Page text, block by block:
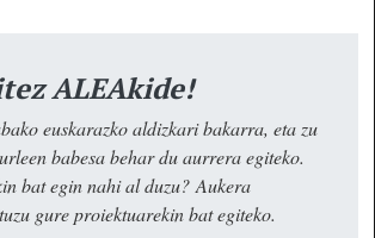
ALEAkide!
euskarazko aldizkari bakarra, eta zu
babesa behar du aurrera egiteko.
bat egin nahi al duzu? Aukera
gure proiektuarekin bat egiteko.